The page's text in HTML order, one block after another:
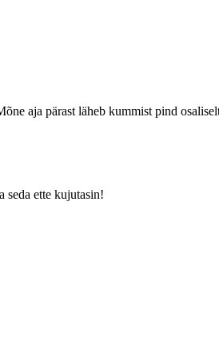
aja pärast läheb kummist pind
seda ette kujutasin!